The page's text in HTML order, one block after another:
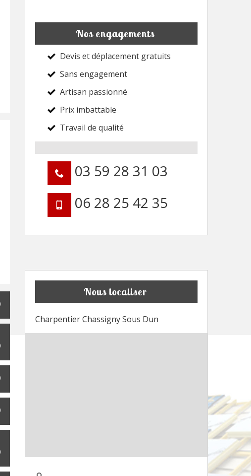
Nos engagements
Devis et déplacement gratuits
Sans engagement
Artisan passionné
Prix imbattable
Travail de qualité
03 59 28 31 03
06 28 25 42 35
Nous localiser
Charpentier Chassigny Sous Dun